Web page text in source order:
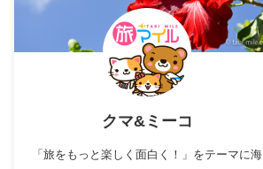
クマ&ミーコ
「旅をもっと楽しく面白く！」をテーマに海